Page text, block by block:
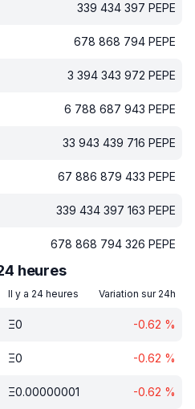
339 434 397 PEPE
678 868 794 PEPE
3 394 343 972 PEPE
6 788 687 943 PEPE
33 943 439 716 PEPE
67 886 879 433 PEPE
339 434 397 163 PEPE
678 868 794 326 PEPE
heures
Il y a 24 heures Variation sur 24h
Ξ0 -0.62 %
Ξ0 -0.62 %
Ξ0.00000001 -0.62 %